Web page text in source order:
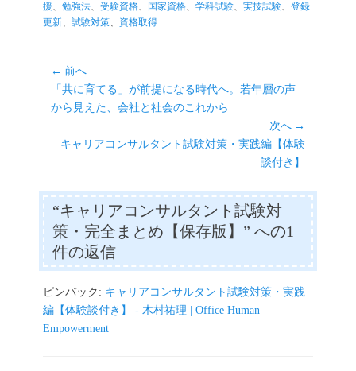
r
ok
テ
ゴ
グ
援 勉強法 受験資格 国家資格 学科試験 実技試験
登録
更新
試験対策 資格取得
投
稿
ナ
ゲ
シ
ョ
ン
← 前へ
前
の
稿:
「共に育てる」が前提になる時代へ。若年層の声
から見えた、会社と社会のこれから
次へ →
稿:
キャリアコンサルタント試験対策・実践編【体験
談付き】
“キャリアコンサルタント試験対
策・完全まとめ【保存版】” への1
件の返信
ピンバック: キャリアコンサルタント試験対策・実践
編【体験談付き】 - 木村祐理 | Office Human
Empowerment